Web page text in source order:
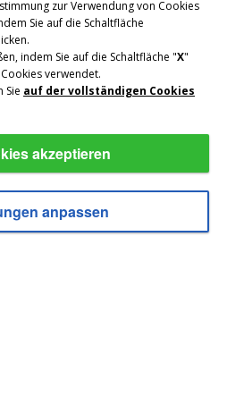
zur Verwendung von Cookies
Sie auf die Schaltfläche
indem Sie auf die Schaltfläche "X"
verwendet.
Sie auf der vollständigen Cookies
akzeptieren
anpassen
Bestes, um unsere Gäste
Morgen erwartet Sie ein
mit hausgemachtem
wir Ihnen unsere
Speisesaal
- ein einladendes
Spielecke für die Kleinen.
undSkibushaltestelle